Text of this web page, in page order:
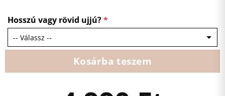
Hosszú vagy rövid ujjú?*
Kosárba teszem